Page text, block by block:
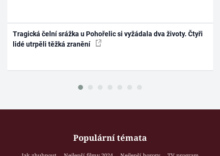
Tragická čelní srážka u Pohořelic si vyžádala dva životy. Čtyři
lidé utrpěli těžká zranění
Populární témata